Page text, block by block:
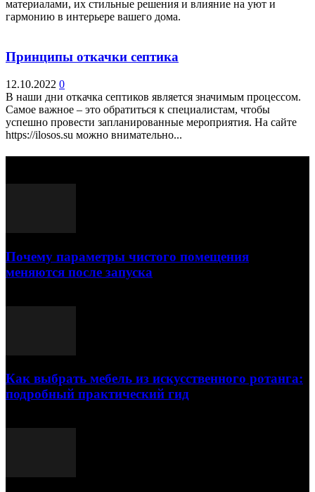
материалами, их стильные решения и влияние на уют и
гармонию в интерьере вашего дома.
Принципы откачки септика
12.10.2022 0
В наши дни откачка септиков является значимым процессом.
Самое важное – это обратиться к специалистам, чтобы
успешно провести запланированные мероприятия. На сайте
https://ilosos.su можно внимательно...
Почему параметры чистого помещения
меняются после запуска
Как выбрать мебель из искусственного ротанга:
подробный практический гид